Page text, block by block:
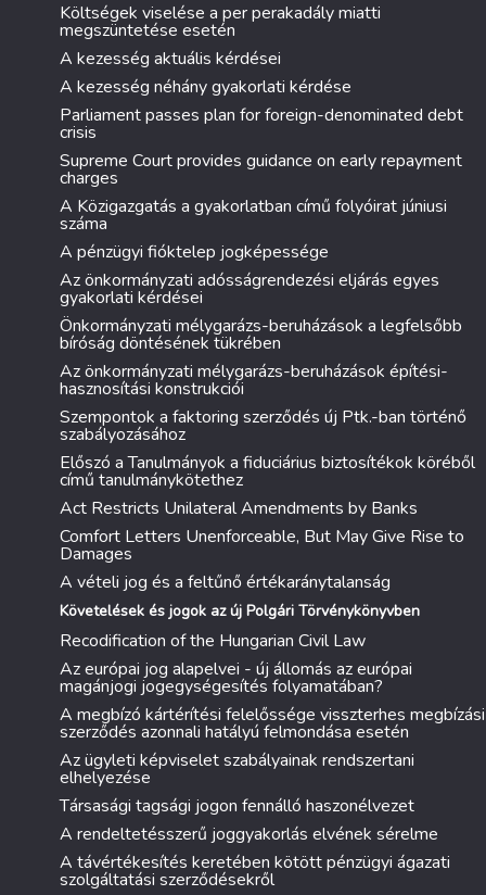
Költségek viselése a per perakadály miatti
megszüntetése esetén
A kezesség aktuális kérdései
A kezesség néhány gyakorlati kérdése
Parliament passes plan for foreign-denominated debt
crisis
Supreme Court provides guidance on early repayment
charges
A Közigazgatás a gyakorlatban című folyóirat júniusi
száma
A pénzügyi fióktelep jogképessége
Az önkormányzati adósságrendezési eljárás egyes
gyakorlati kérdései
Önkormányzati mélygarázs-beruházások a legfelsőbb
bíróság döntésének tükrében
Az önkormányzati mélygarázs-beruházások építési-
hasznosítási konstrukciói
Szempontok a faktoring szerződés új Ptk.-ban történő
szabályozásához
Előszó a Tanulmányok a fiduciárius biztosítékok köréből
című tanulmánykötethez
Act Restricts Unilateral Amendments by Banks
Comfort Letters Unenforceable, But May Give Rise to
Damages
A vételi jog és a feltűnő értékaránytalanság
Követelések és jogok az új Polgári Törvénykönyvben
Recodification of the Hungarian Civil Law
Az európai jog alapelvei - új állomás az európai
magánjogi jogegységesítés folyamatában?
A megbízó kártérítési felelőssége visszterhes megbízási
szerződés azonnali hatályú felmondása esetén
Az ügyleti képviselet szabályainak rendszertani
elhelyezése
Társasági tagsági jogon fennálló haszonélvezet
A rendeltetésszerű joggyakorlás elvének sérelme
A távértékesítés keretében kötött pénzügyi ágazati
szolgáltatási szerződésekről